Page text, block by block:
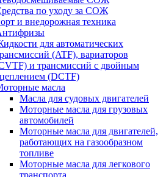
по уходу за СОЖ
и внедорожная техника
для автоматических
(ATF), вариаторов
и трансмиссий с двойным
(DCTF)
масла
Масла для судовых двигателей
Моторные масла для грузовых
автомобилей
Моторные масла для двигателей,
работающих на газообразном
топливе
Моторные масла для легкового
транспорта